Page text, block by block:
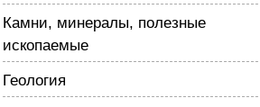
Камни, минералы, полезные
ископаемые
Геология